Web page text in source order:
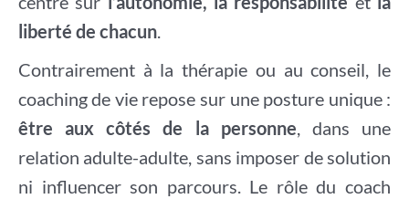
liberté de chacun.
Contrairement à la thérapie ou au conseil, le
coaching de vie repose sur une posture unique :
être aux côtés de la personne, dans une
relation adulte-adulte, sans imposer de solution
ni influencer son parcours. Le rôle du coach